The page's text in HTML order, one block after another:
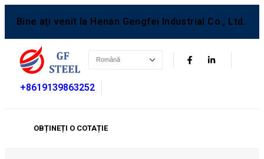
Bine ați venit la Henan Gengfei Industrial Co., Ltd.
+8619139863252
OBȚINEȚI O COTAȚIE